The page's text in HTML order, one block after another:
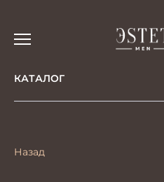
КАТАЛОГ
Назад